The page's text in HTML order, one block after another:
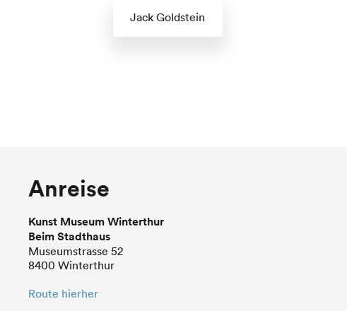
Jack Goldstein
Anreise
Kunst Museum Winterthur
Beim Stadthaus
Museumstrasse 52
8400 Winterthur
Route hierher